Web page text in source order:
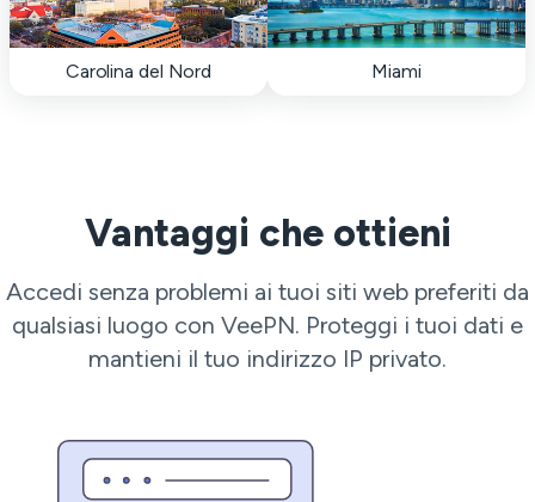
Carolina del Nord Miami
Vantaggi che ottieni
Accedi senza problemi ai tuoi siti web preferiti da
qualsiasi luogo con VeePN. Proteggi i tuoi dati e
mantieni il tuo indirizzo IP privato.